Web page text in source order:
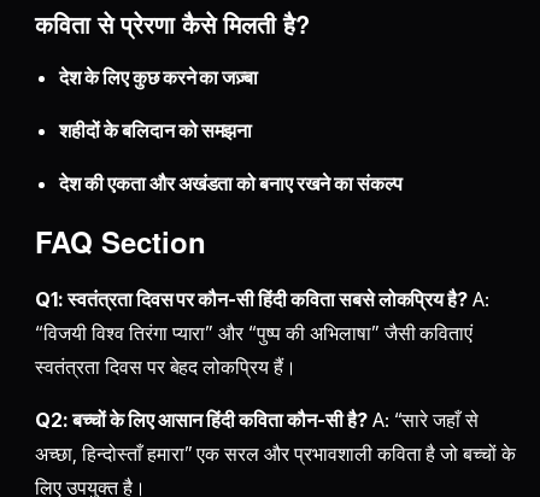
कविता से प्रेरणा कैसे मिलती है?
देश के लिए कुछ करने का जज़्बा
शहीदों के बलिदान को समझना
देश की एकता और अखंडता को बनाए रखने का संकल्प
FAQ Section
Q1: स्वतंत्रता दिवस पर कौन-सी हिंदी कविता सबसे लोकप्रिय है? A:
“विजयी विश्व तिरंगा प्यारा” और “पुष्प की अभिलाषा” जैसी कविताएं
स्वतंत्रता दिवस पर बेहद लोकप्रिय हैं।
Q2: बच्चों के लिए आसान हिंदी कविता कौन-सी है?A: “सारे जहाँ से
अच्छा, हिन्दोस्ताँ हमारा” एक सरल और प्रभावशाली कविता है जो बच्चों के
लिए उपयुक्त है।